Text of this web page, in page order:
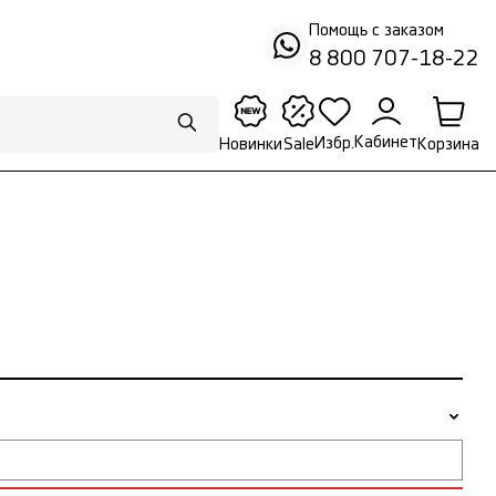
Помощь с заказом
8 800 707-18-22
НовинкиSale Избр. Кабинет Корзина